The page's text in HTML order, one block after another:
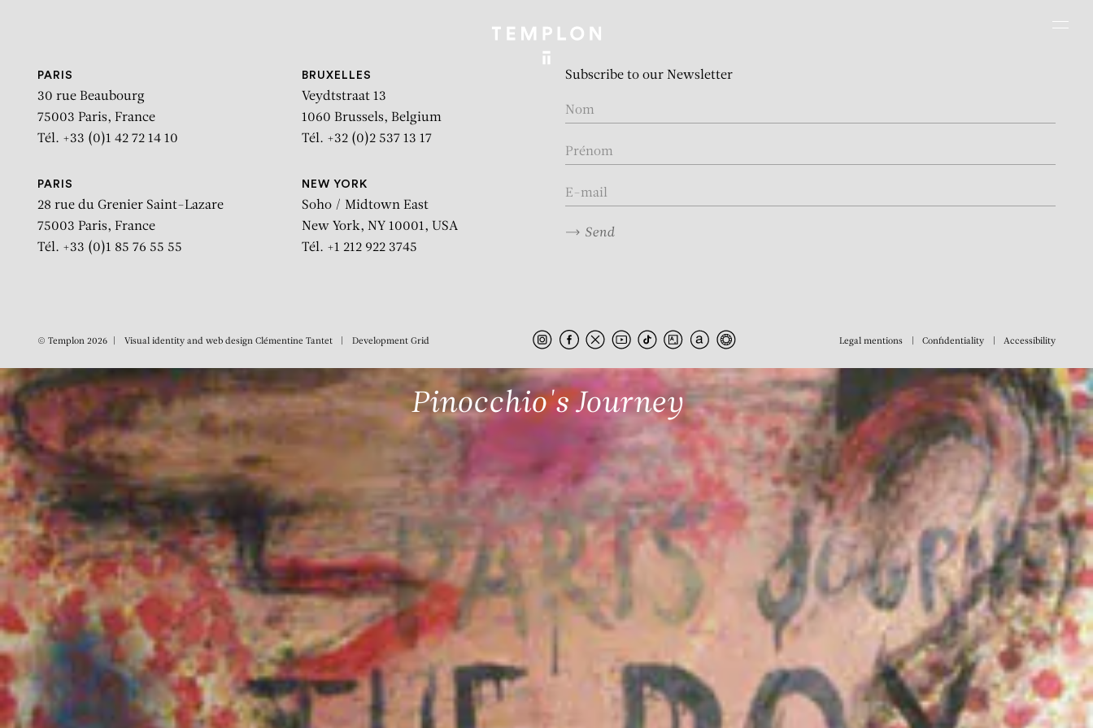
Pinocchio's Journey
PARIS
30 rue Beaubourg
75003 Paris, France
Tél. +33 (0)1 42 72 14 10
BRUXELLES
Veydtstraat 13
1060 Brussels, Belgium
Tél. +32 (0)2 537 13 17
PARIS
28 rue du Grenier Saint-Lazare
75003 Paris, France
Tél. +33 (0)1 85 76 55 55
NEW YORK
Soho / Midtown East
New York, NY 10001, USA
Tél. +1 212 922 3745
Subscribe to our Newsletter
Send
© Templon 2026 Visual identity and web design Clémentine Tantet Development Grid Legal mentions Confidentiality Accessibility